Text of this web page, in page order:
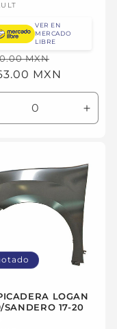
VER EN
MERCADO
LIBRE
MXN
de
oferta
MXN
Title
LOGAN
SANDERO 17-20